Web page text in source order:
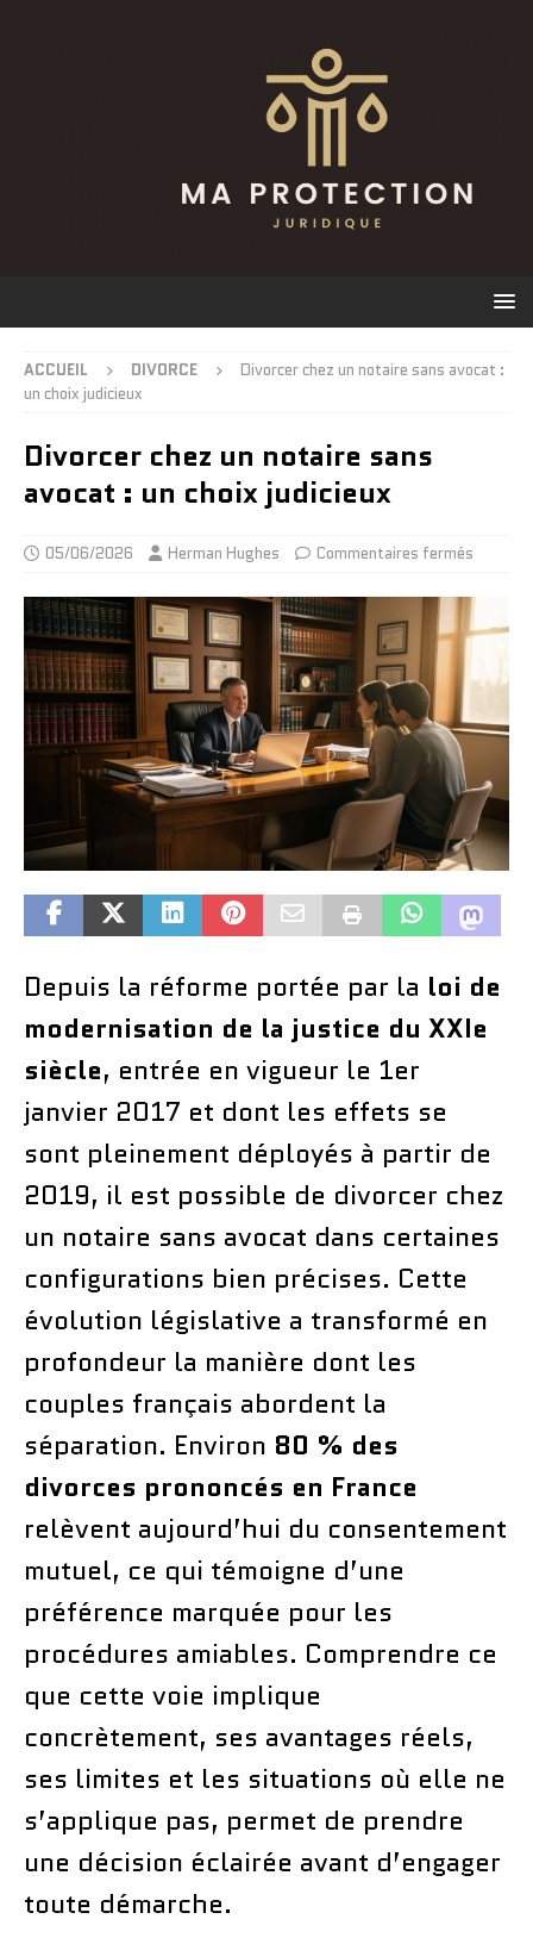
ACCUEIL DIVORCE
Divorcer chez un notaire sans avocat :
un choix judicieux
Divorcer chez un notaire sans
avocat : un choix judicieux
05/06/2026 Herman Hughes Commentaires fermés
Depuis la réforme portée par la loi de
modernisation de la justice du XXIe
siècle, entrée en vigueur le 1er
janvier 2017 et dont les effets se
sont pleinement déployés à partir de
2019, il est possible de divorcer chez
un notaire sans avocat dans certaines
configurations bien précises. Cette
évolution législative a transformé en
profondeur la manière dont les
couples français abordent la
séparation. Environ 80 % des
divorces prononcés en France
relèvent aujourd’hui du consentement
mutuel, ce qui témoigne d’une
préférence marquée pour les
procédures amiables. Comprendre ce
que cette voie implique
concrètement, ses avantages réels,
ses limites et les situations où elle ne
s’applique pas, permet de prendre
une décision éclairée avant d’engager
toute démarche.